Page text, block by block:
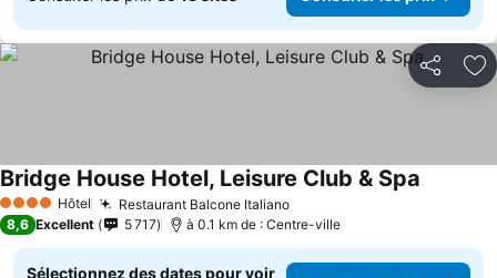
Partager
4 Étoiles Hôtel Restaurant Balcone Italiano
Bridge House Hotel, Leisure Club & Spa
8,6 Excellent 5 717 à 0.1 km de : Centre-ville
Sélectionnez des dates pour voir